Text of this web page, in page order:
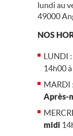
lundi au
49000
NOS
LUNDI :
14h00
MARDI :
Après-
midi